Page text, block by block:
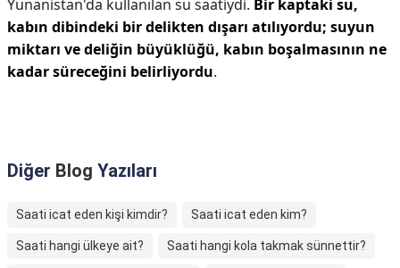
Yunanistan'da kullanılan su saatiydi. Bir kaptaki su,
kabın dibindeki bir delikten dışarı atılıyordu; suyun
miktarı ve deliğin büyüklüğü, kabın boşalmasının ne
kadar süreceğini belirliyordu.
Diğer Blog Yazıları
Saati icat eden kişi kimdir? Saati icat eden kim?
Saati hangi ülkeye ait? Saati hangi kola takmak sünnettir?